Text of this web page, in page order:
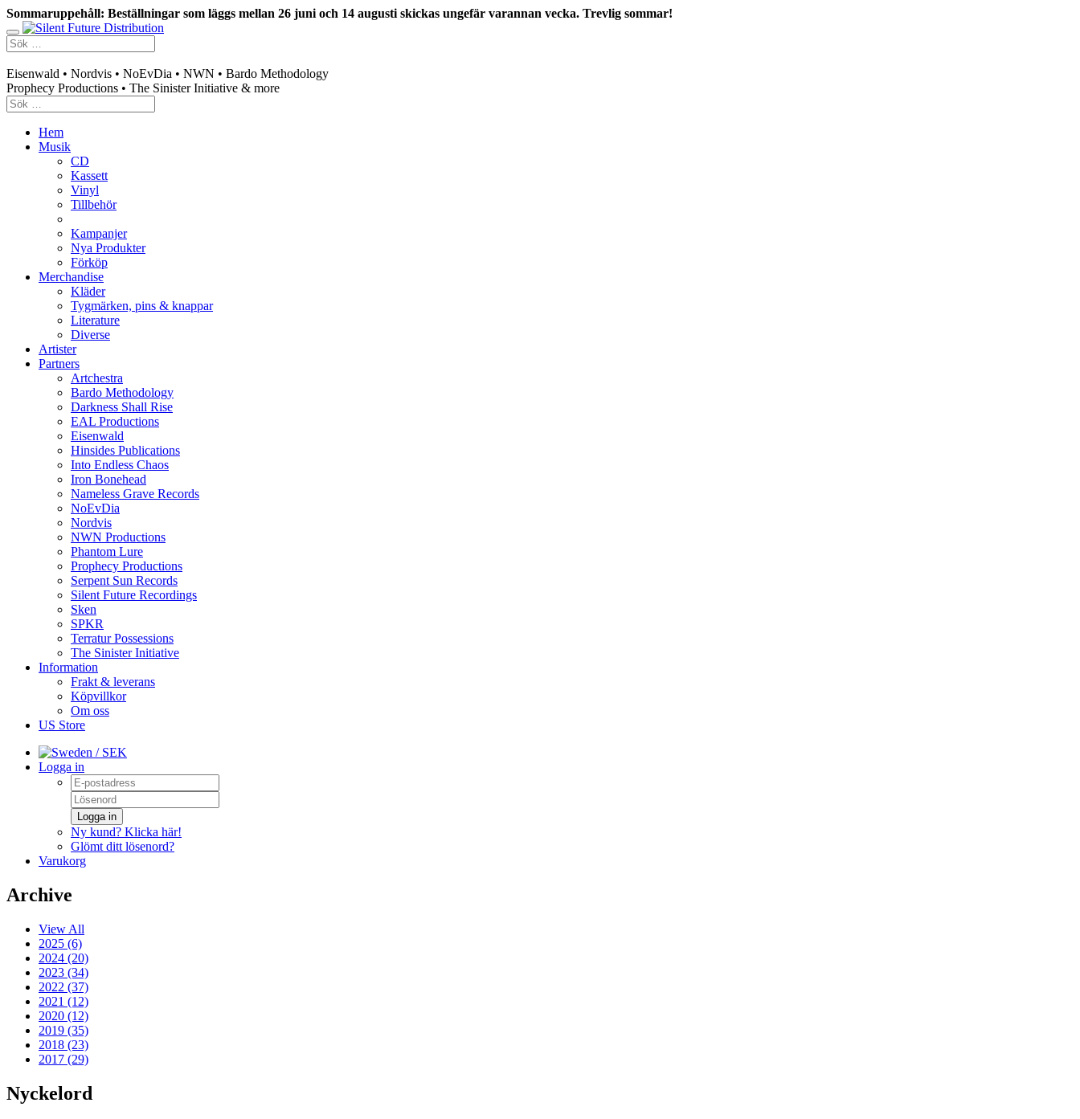
Sommaruppehåll: Beställningar som läggs mellan 26 juni och 14 augusti skickas ungefär varannan vecka. Trevlig sommar!
Eisenwald • Nordvis • NoEvDia • NWN • Bardo Methodology
Prophecy Productions • The Sinister Initiative & more
Hem
Musik
CD
Kassett
Vinyl
Tillbehör
Kampanjer
Nya Produkter
Förköp
Merchandise
Kläder
Tygmärken, pins & knappar
Literature
Diverse
Artister
Partners
Artchestra
Bardo Methodology
Darkness Shall Rise
EAL Productions
Eisenwald
Hinsides Publications
Into Endless Chaos
Iron Bonehead
Nameless Grave Records
NoEvDia
Nordvis
NWN Productions
Phantom Lure
Prophecy Productions
Serpent Sun Records
Silent Future Recordings
Sken
SPKR
Terratur Possessions
The Sinister Initiative
Information
Frakt & leverans
Köpvillkor
Om oss
US Store
/ SEK
Logga in
Logga in
Ny kund? Klicka här!
Glömt ditt lösenord?
Varukorg
Archive
View All
2025 (6)
2024 (20)
2023 (34)
2022 (37)
2021 (12)
2020 (12)
2019 (35)
2018 (23)
2017 (29)
Nyckelord